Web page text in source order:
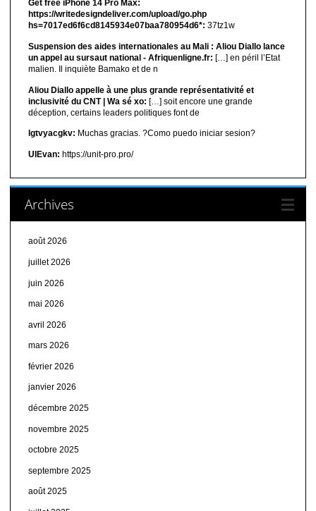
Get free iPhone 14 Pro Max:
https://writedesigndeliver.com/upload/go.php
hs=7017ed6f6cd8145934e07baa780954d6*: 37tz1w
Suspension des aides internationales au Mali : Aliou Diallo lance
un appel au sursaut national - Afriquenligne.fr: […] en péril l’Etat
malien. Il inquiète Bamako et de n
Aliou Diallo appelle à une plus grande représentativité et
inclusivité du CNT | Wa sé xo: […] soit encore une grande
déception, certains leaders politiques font de
lgtvyacgkv: Muchas gracias. ?Como puedo iniciar sesion?
UIEvan: https://unit-pro.pro/
Archives
août 2026
juillet 2026
juin 2026
mai 2026
avril 2026
mars 2026
février 2026
janvier 2026
décembre 2025
novembre 2025
octobre 2025
septembre 2025
août 2025